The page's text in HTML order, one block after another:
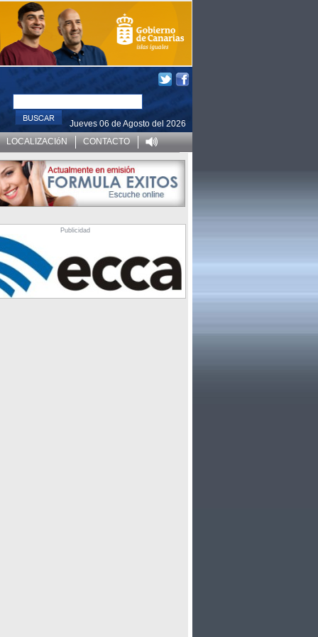
Jueves 06 de Agosto del 2026
LOCALIZACIóN CONTACTO
Publicidad